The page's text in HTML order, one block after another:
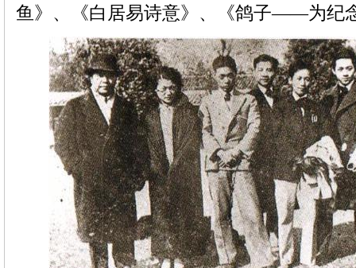
鱼》、《白居易诗意》、《鸽子——为纪